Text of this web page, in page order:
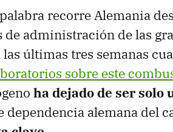
recorre Alemania
administración de las
últimas tres semanas
sobre este
ha dejado de ser solo
alemana del